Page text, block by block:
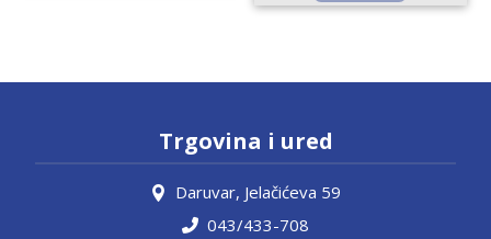
Trgovina i ured
Daruvar, Jelačićeva 59
043/433-708